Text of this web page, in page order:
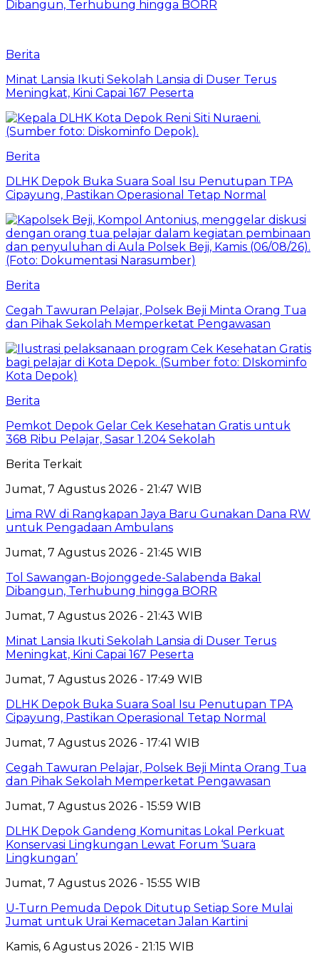
Dibangun, Terhubung hingga BORR
Berita
Minat Lansia Ikuti Sekolah Lansia di Duser Terus
Meningkat, Kini Capai 167 Peserta
Berita
DLHK Depok Buka Suara Soal Isu Penutupan TPA
Cipayung, Pastikan Operasional Tetap Normal
Berita
Cegah Tawuran Pelajar, Polsek Beji Minta Orang Tua
dan Pihak Sekolah Memperketat Pengawasan
Berita
Pemkot Depok Gelar Cek Kesehatan Gratis untuk
368 Ribu Pelajar, Sasar 1.204 Sekolah
Berita Terkait
Jumat, 7 Agustus 2026 - 21:47 WIB
Lima RW di Rangkapan Jaya Baru Gunakan Dana RW
untuk Pengadaan Ambulans
Jumat, 7 Agustus 2026 - 21:45 WIB
Tol Sawangan-Bojonggede-Salabenda Bakal
Dibangun, Terhubung hingga BORR
Jumat, 7 Agustus 2026 - 21:43 WIB
Minat Lansia Ikuti Sekolah Lansia di Duser Terus
Meningkat, Kini Capai 167 Peserta
Jumat, 7 Agustus 2026 - 17:49 WIB
DLHK Depok Buka Suara Soal Isu Penutupan TPA
Cipayung, Pastikan Operasional Tetap Normal
Jumat, 7 Agustus 2026 - 17:41 WIB
Cegah Tawuran Pelajar, Polsek Beji Minta Orang Tua
dan Pihak Sekolah Memperketat Pengawasan
Jumat, 7 Agustus 2026 - 15:59 WIB
DLHK Depok Gandeng Komunitas Lokal Perkuat
Konservasi Lingkungan Lewat Forum ‘Suara
Lingkungan’
Jumat, 7 Agustus 2026 - 15:55 WIB
U-Turn Pemuda Depok Ditutup Setiap Sore Mulai
Jumat untuk Urai Kemacetan Jalan Kartini
Kamis, 6 Agustus 2026 - 21:15 WIB